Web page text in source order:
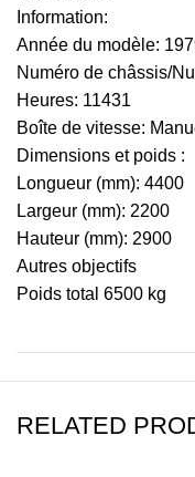
Information:
Année du modèle:
Numéro de châssis/
Heures: 11431
Boîte de vitesse:
Dimensions et poids :
Longueur (mm): 4400
Largeur (mm): 2200
Hauteur (mm): 2900
Autres objectifs
Poids total 6500 kg
RELATED